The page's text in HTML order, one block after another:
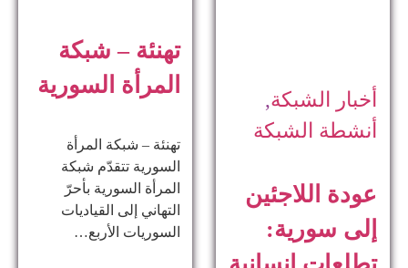
أخبار الشبكة,
أنشطة الشبكة
عودة اللاجئين
إلى سورية:
تهنئة – شبكة
المرأة السورية
تهنئة – شبكة المرأة
السورية تتقدّم شبكة
المرأة السورية بأحرّ
التهاني إلى القياديات
السوريات الأربع…